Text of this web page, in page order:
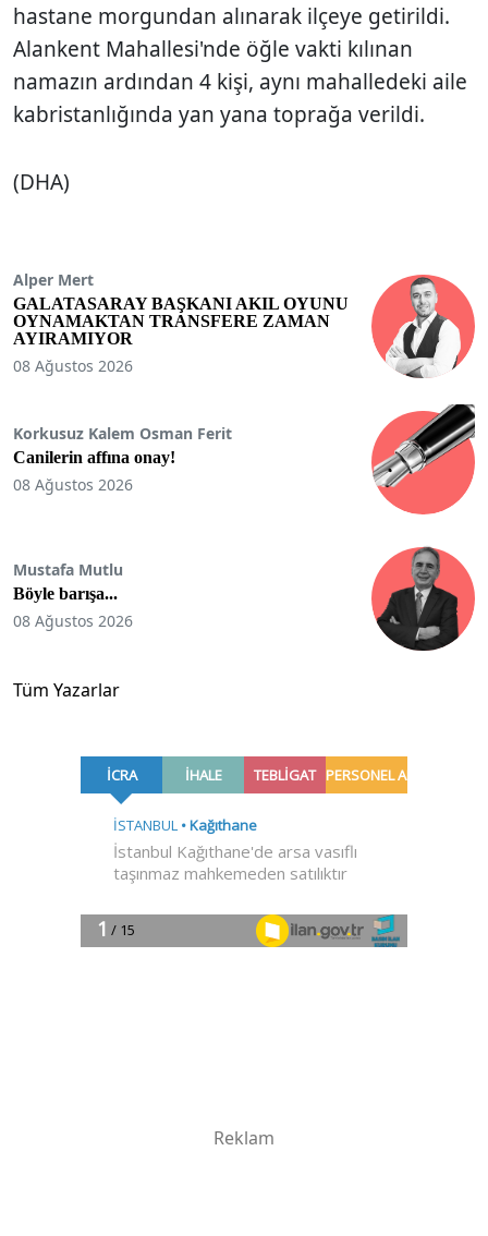
hastane morgundan alınarak ilçeye getirildi.
Alankent Mahallesi'nde öğle vakti kılınan
namazın ardından 4 kişi, aynı mahalledeki aile
kabristanlığında yan yana toprağa verildi.
(DHA)
Alper Mert
GALATASARAY BAŞKANI AKIL OYUNU
OYNAMAKTAN TRANSFERE ZAMAN
AYIRAMIYOR
08 Ağustos 2026
Korkusuz Kalem Osman Ferit
Canilerin affına onay!
08 Ağustos 2026
Mustafa Mutlu
Böyle barışa...
08 Ağustos 2026
Tüm Yazarlar